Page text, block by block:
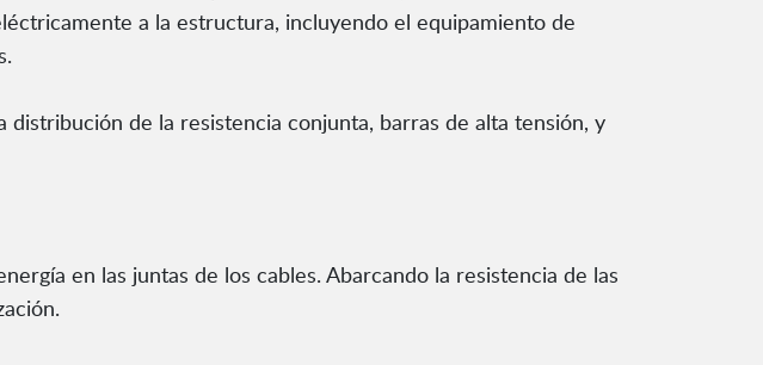
a la estructura, incluyendo el equipamiento de
de la resistencia conjunta, barras de alta tensión, y
en las juntas de los cables. Abarcando la resistencia de las